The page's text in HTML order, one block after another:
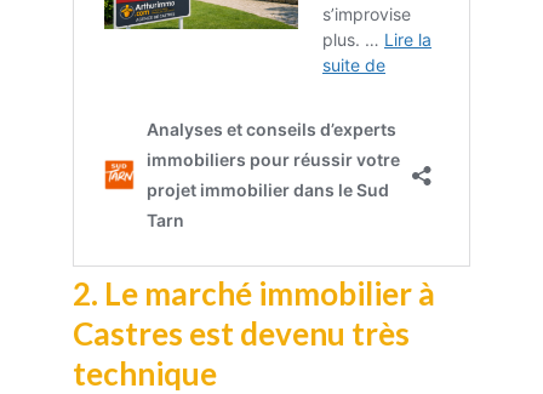
2. Le marché immobilier à
Castres est devenu très
technique